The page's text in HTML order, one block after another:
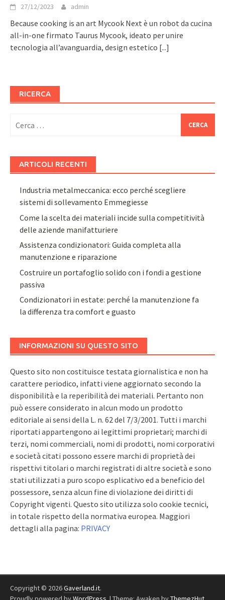
27/12/2023 admin
Because cooking is an art Mycook Next è un robot da cucina
all-in-one firmato Taurus Mycook, ideato per unire
tecnologia all’avanguardia, design estetico [...]
RICERCA
per:
ARTICOLI RECENTI
Industria metalmeccanica: ecco perché scegliere
sistemi di sollevamento Emmegiesse
Come la scelta dei materiali incide sulla competitività
delle aziende manifatturiere
Assistenza condizionatori: Guida completa alla
manutenzione e riparazione
Costruire un portafoglio solido con i fondi a gestione
passiva
Condizionatori in estate: perché la manutenzione fa
la differenza tra comfort e guasto
INFORMAZIONI SU QUESTO SITO
Questo sito non costituisce testata giornalistica e non ha
carattere periodico, infatti viene aggiornato secondo la
disponibilità e la reperibilità dei materiali. Pertanto non
può essere considerato in alcun modo un prodotto
editoriale ai sensi della L. n. 62 del 7/3/2001. Tutti i marchi
riportati appartengono ai legittimi proprietari; marchi di
terzi, nomi commerciali, nomi di prodotti, nomi corporativi
e società citati possono essere marchi di proprietà dei
rispettivi titolari o marchi registrati di altre società e sono
stati utilizzati a puro scopo esplicativo ed a beneficio del
possessore, senza alcun fine di violazione dei diritti di
Copyright vigenti. Questo sito utilizza solo cookie tecnici,
in totale rispetto della normativa europea. Maggiori
dettagli alla pagina: PRIVACY
Copyright © 2026Gaverland.it.